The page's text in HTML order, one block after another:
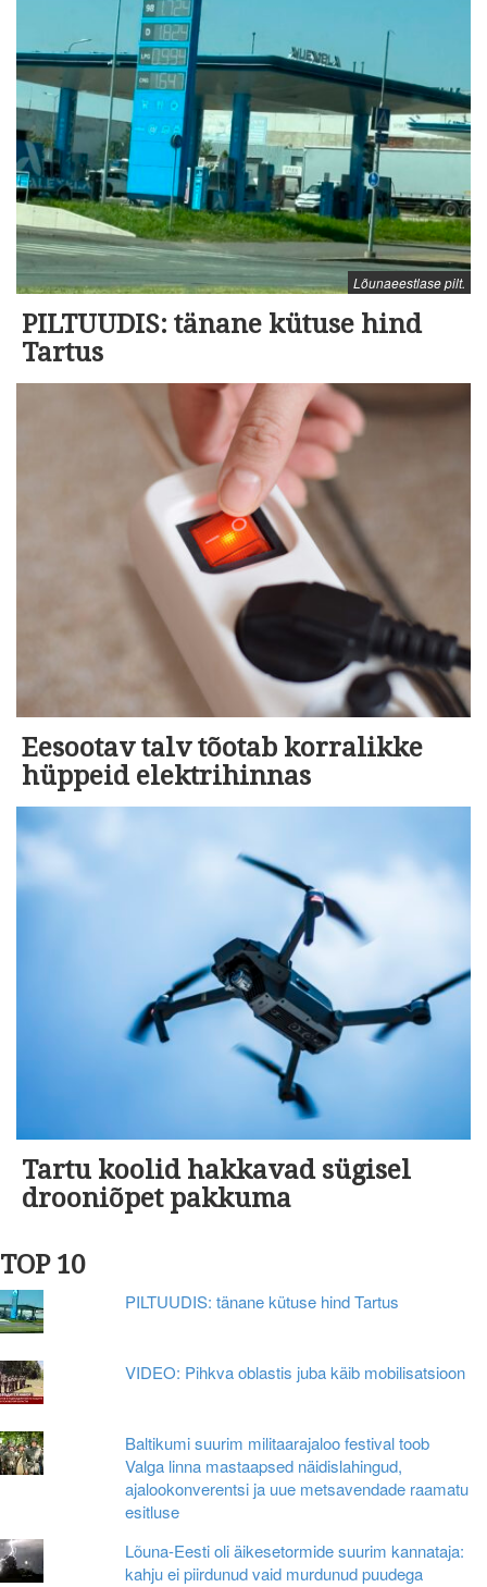
Lõunaeestlase pilt.
PILTUUDIS: tänane kütuse hind
Tartus
Eesootav talv tõotab korralikke
hüppeid elektrihinnas
Tartu koolid hakkavad sügisel
drooniõpet pakkuma
TOP 10
PILTUUDIS: tänane kütuse hind Tartus
VIDEO: Pihkva oblastis juba käib mobilisatsioon
Baltikumi suurim militaarajaloo festival toob
Valga linna mastaapsed näidislahingud,
ajalookonverentsi ja uue metsavendade raamatu
esitluse
Lõuna-Eesti oli äikesetormide suurim kannataja:
kahju ei piirdunud vaid murdunud puudega